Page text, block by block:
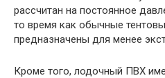
рассчитан на постоянное
то время как обычные
предназначены для менее
Кроме того, лодочный ПВХ